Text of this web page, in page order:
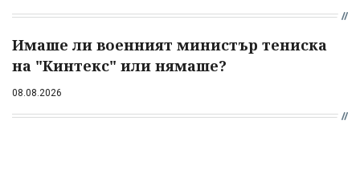
Имаше ли военният министър тениска
на "Кинтекс" или нямаше?
08.08.2026